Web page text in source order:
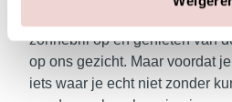
zonnebril op en genieten van
op ons gezicht. Maar voordat
iets waar je echt niet zonder